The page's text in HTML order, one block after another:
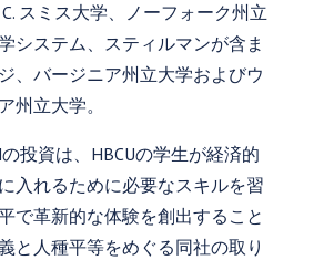
スミス大学、ノーフォーク州立
システム、スティルマンが含ま
、バージニア州立大学およびウ
州立大学。
の投資は、HBCUの学生が経済的
入れるために必要なスキルを習
で革新的な体験を創出すること
と人種平等をめぐる同社の取り